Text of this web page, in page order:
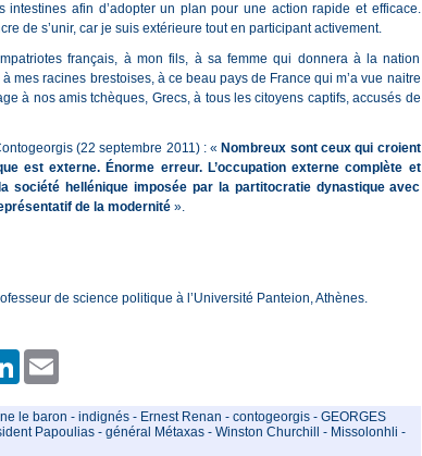
intestines afin d’adopter un plan pour une action rapide et efficace.
de s’unir, car je suis extérieure tout en participant activement.
français, à mon fils, à sa femme qui donnera à la nation
mes racines brestoises, à ce beau pays de France qui m’a vue naitre
à nos amis tchèques, Grecs, à tous les citoyens captifs, accusés de
(22 septembre 2011) :« Nombreux sont ceux qui croient
est externe. Énorme erreur. L’occupation externe complète et
société hellénique imposée par la partitocratie dynastique avec
de la modernité».
de science politique à l’Université Panteion, Athènes.
LinkedIn
le baron - indignés- Ernest Renan - contogeorgis- GEORGES
Papoulias- général Métaxas- Winston Churchill - Missolonhli -